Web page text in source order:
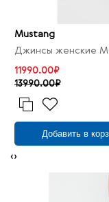
Mustang
Джинсы женские
11990.00₽
13990.00₽
Добавить в
‹›